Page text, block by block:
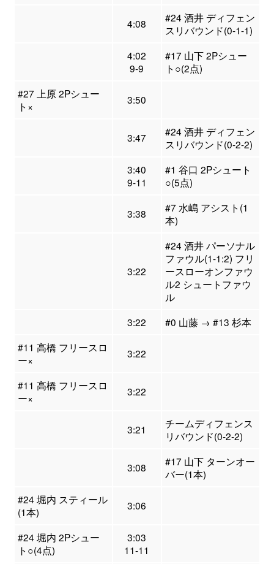
4:08
#24 酒井 ディフェン
スリバウンド(0-1-1)
4:02
9-9
#17 山下 2Pシュー
ト○(2点)
#27 上原 2Pシュー
ト×
3:50
3:47
#24 酒井 ディフェン
スリバウンド(0-2-2)
3:40
9-11
#1 谷口 2Pシュート
○(5点)
3:38
#7 水嶋 アシスト(1
本)
3:22
#24 酒井 パーソナル
ファウル(1-1:2) フリ
ースローオンファウ
ル2 シュートファウ
ル
3:22
#0 山藤 → #13 杉本
#11 高橋 フリースロ
ー×
3:22
#11 高橋 フリースロ
ー×
3:22
3:21
チームディフェンス
リバウンド(0-2-2)
3:08
#17 山下 ターンオー
バー(1本)
#24 堀内 スティール
(1本)
3:06
#24 堀内 2Pシュー
ト○(4点)
3:03
11-11